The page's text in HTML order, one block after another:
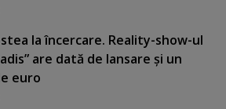
la încercare. Reality-show-ul
are dată de lansare şi un
euro